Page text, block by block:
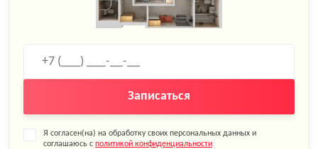
Записаться
Я согласен(на) на обработку своих персональных данных и
соглашаюсь с политикой конфиденциальности